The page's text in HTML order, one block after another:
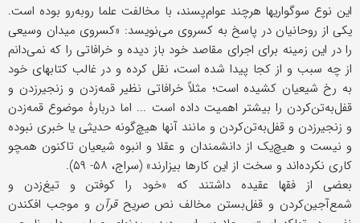
این نوع سوگواریها هرچند عوام‌پسند، با مخالفت علما روبه‌رو بوده است.
یکی از روحانیان در پاسخ به کسروی می‌نویسد: «کسروی میدان وسیعی
را در این زمینه برای اجرای مقاصد خود باز دیده و خرافاتی را که نمی‌دانم
از چه سبب و از کجا پیدا شده است، نقل کرده و در غالب کتابهای خود
به رخ شیعیان کشیده است؛ مثلاً خرافاتی نظیر قمه‌زدن و زنجیرزدن و
قفل‌به‌تن‌کردن را بیشتر اهمیت داده است ... اما دربارۀ موضوع قمه‌زدن
و زنجیرزدن و قفل‌به‌تن‌کردن و مانند آنها هیچ‌گونه حدیثی یا خبری نبوده
و نیست و هیچ‌یک از دانشمندان و عقلا و انبوه شیعیان تاکنون همچو
کاری نکرده‌اند و سخت از این کارها بیزارند» (سراج، ۵۸- ۵۹).
بعضی از فقها عقیده داشتند که «خود را کوفتن و تیغ‌زدن و
شمع‌آجین‌کردن و قفل‌بستن مخالف نص صریحقرآن و موجب افکندن